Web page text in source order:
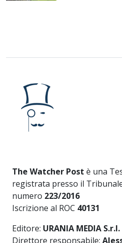
The Watcher Post è una
registrata presso il
numero 223/2016
Iscrizione al ROC 40131
Editore: URANIA MEDIA S.r.l.
Direttore responsabile: